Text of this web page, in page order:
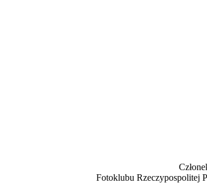
Towarzystwa
Fotoklubu Rzeczypospolitej